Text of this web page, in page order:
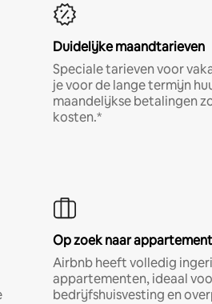
Duidelijke maandtarieven
Speciale tarieven voor
je voor de lange termijn
maandelijkse betalingen
kosten.*
Op zoek naar
Airbnb heeft volledig
appartementen, ideaal
bedrijfshuisvesting en